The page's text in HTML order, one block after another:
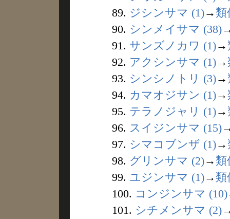
89. ジシンサマ (1)→ 類
90. シンメイサマ (38)
91. サンズノカワ (1)→
92. アクシンサマ (1)→
93. シンシノトリ (3)→
94. カマオジサン (1)→
95. テラノジャリ (1)→
96. スイジンサマ (15)
97. シマコブンザ (1)→
98. グリンサマ (2)→ 類
99. ユジンサマ (1)→ 類
100. コンジンサマ (10)
101. シチメンサマ (2)